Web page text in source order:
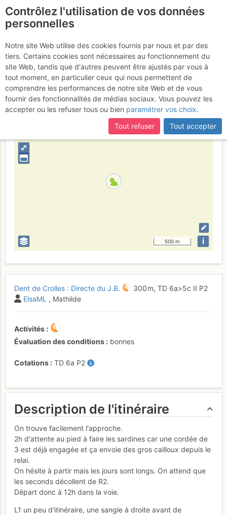
Dent de Crolles : Directe
du J.B.
Jeudi 25 mai 2017
France Isère Chartreuse
⤢
500 m i
Dent de Crolles : Directe du J.B. 300 m, TD 6a>5c II P2
ElsaML , Mathilde
Activités
Évaluation des conditions
bonnes
Cotations TD 6a P2
Description de l'itinéraire
On trouve facilement l'approche.
2h d'attente au pied à faire les sardines car une cordée de
3 est déjà engagée et ça envoie des gros cailloux depuis le
relai.
On hésite à partir mais les jours sont longs. On attend que
les seconds décollent de R2.
Départ donc à 12h dans la voie.
L1 un peu d'itinéraire, une sangle à droite avant de
Contrôlez l'utilisation de vos données
personnelles
Notre site Web utilise des cookies fournis par nous et par des
tiers. Certains cookies sont nécessaires au fonctionnement du
site Web, tandis que d'autres peuvent être ajustés par vous à
tout moment, en particulier ceux qui nous permettent de
comprendre les performances de notre site Web et de vous
fournir des fonctionnalités de médias sociaux. Vous pouvez les
accepter ou les refuser tous ou bien paramétrer vos choix.
Tout refuser
Tout accepter